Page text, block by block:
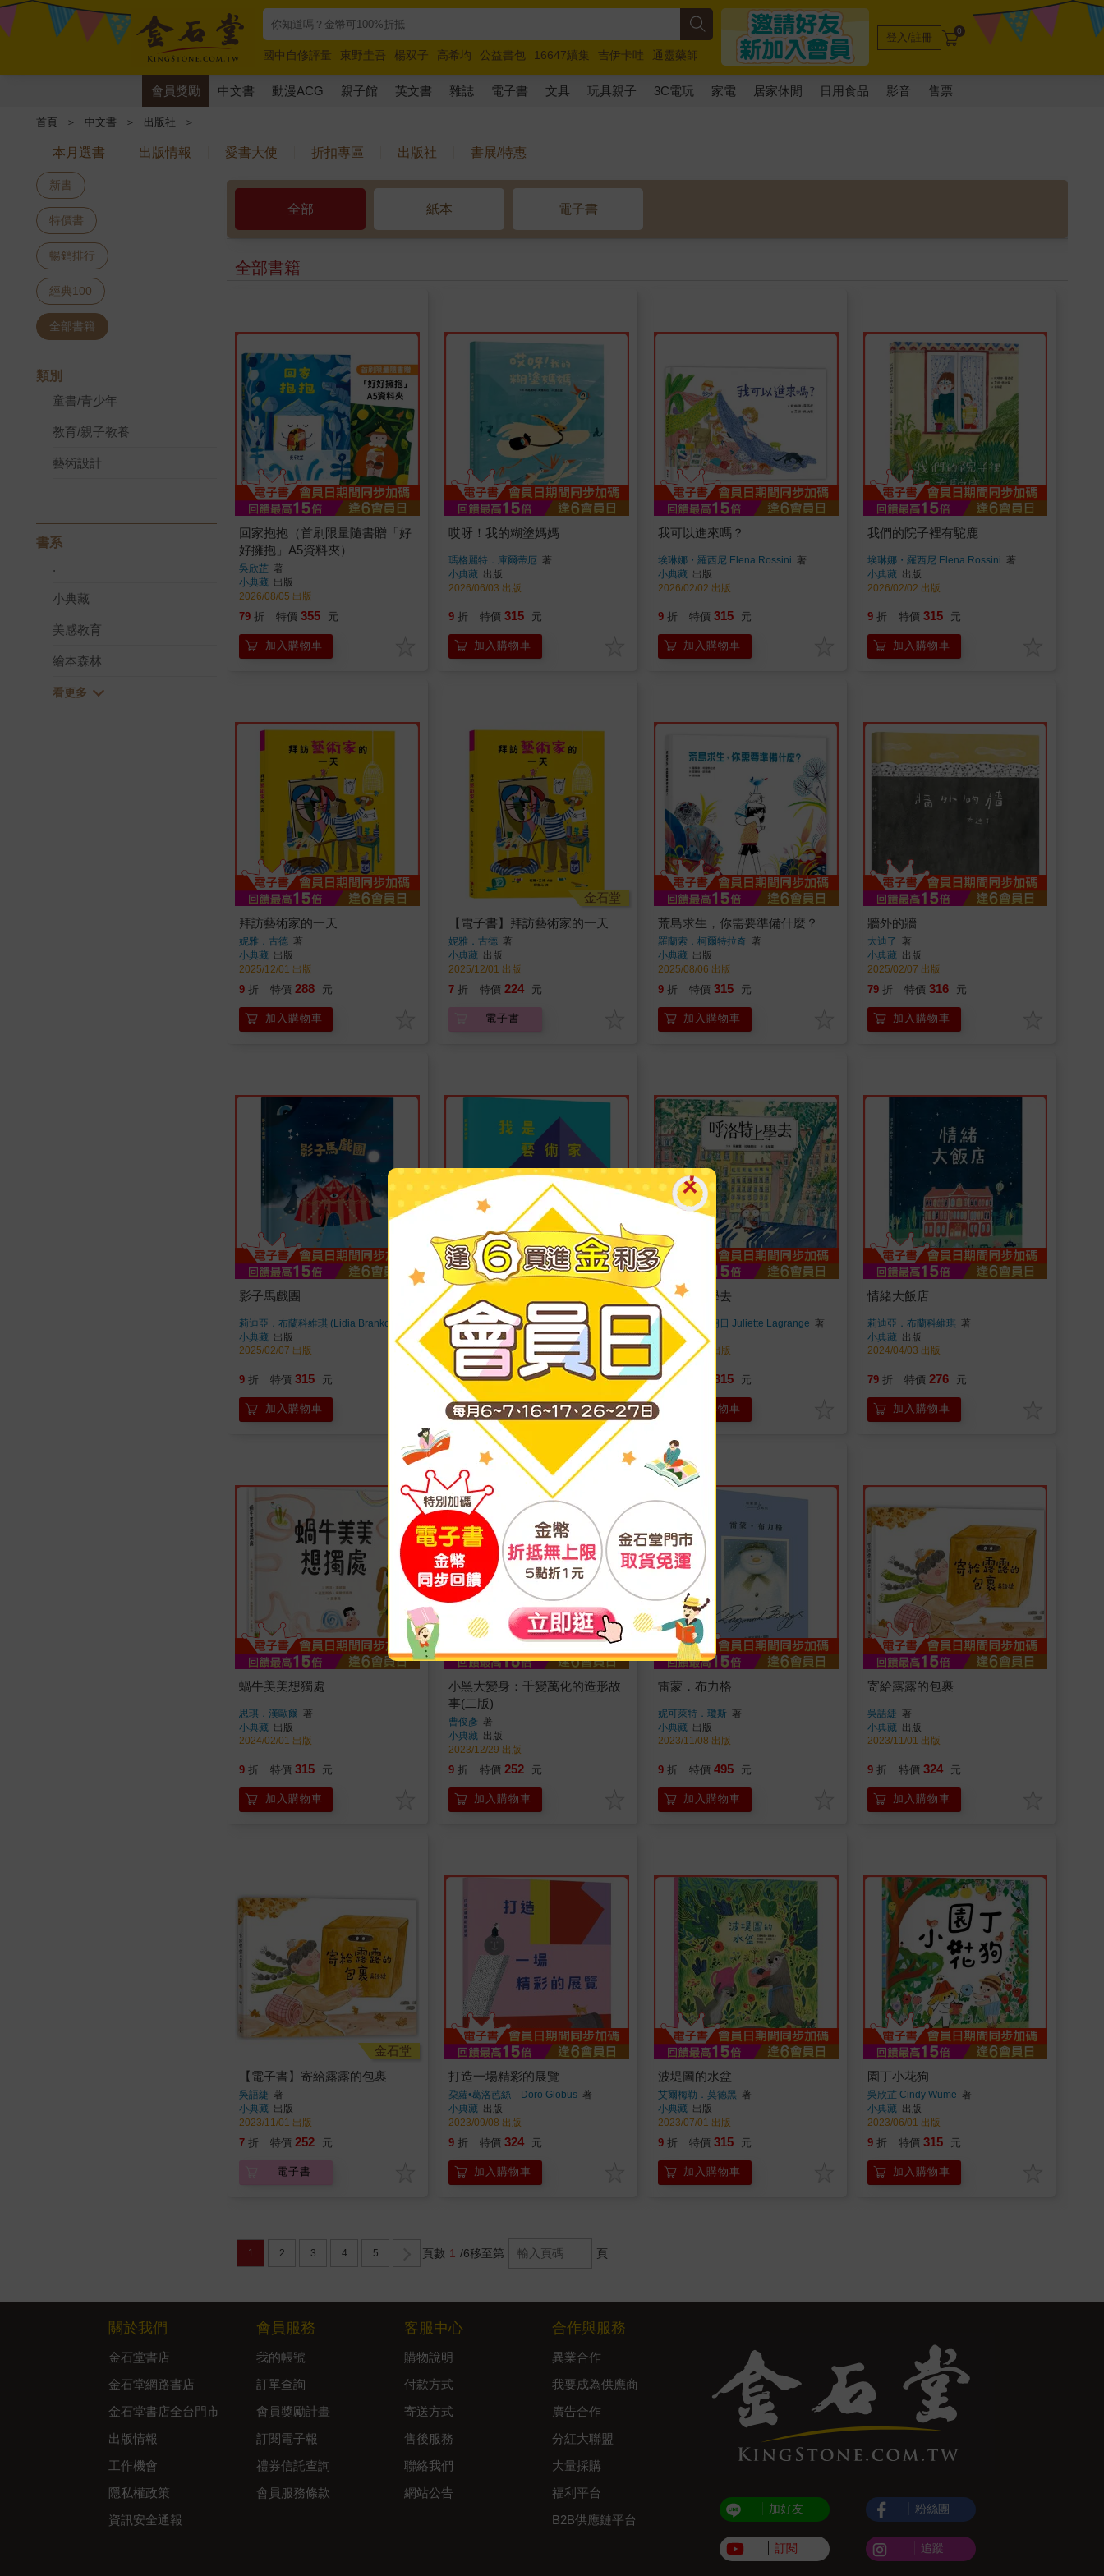
國中自修評量 東野圭吾 楊双子 高希均 公益書包 16647續集 吉伊卡哇
通靈藥師
唯紅花綻放
奧德賽 路邊攤新作 馬斯克 玩具總動員5 超慢跑
登入/註冊 0
會員獎勵 中文書 動漫ACG 親子館 英文書 雜誌 電子書 文具 玩具親子 3C電玩 家電 居家休閒 日用食品 影音 售票
首頁 ＞ 中文書 ＞ 出版社 ＞
本月選書 出版情報 愛書大使 折扣專區 出版社 書展/特惠
新書
特價書
暢銷排行
經典100
全部書籍
類別
童書/青少年
教育/親子教養
藝術設計
書系
.
小典藏
美感教育
繪本森林
全部 紙本 電子書
全部書籍
回家抱抱（首刷限量隨書贈「好
好擁抱」A5資料夾）
吳欣芷 著
小典藏 出版
2026/08/05 出版
79 折 特價 355 元
加入購物車
哎呀！我的糊塗媽媽
瑪格麗特．庫爾蒂厄著
小典藏 出版
2026/06/03 出版
9 折 特價 315 元
加入購物車
我可以進來嗎？
埃琳娜・羅西尼 Elena Rossini 著
小典藏 出版
2026/02/02 出版
9 折 特價 315 元
加入購物車
我們的院子裡有駝鹿
埃琳娜・羅西尼 Elena Rossini 著
小典藏 出版
2026/02/02 出版
9 折 特價 315 元
加入購物車
拜訪藝術家的一天
妮雅．古德 著
小典藏 出版
2025/12/01 出版
9 折 特價 288 元
加入購物車
金石堂
【電子書】拜訪藝術家的一天
妮雅．古德著
小典藏 出版
2025/12/01 出版
7 折 特價 224 元
電子書
荒島求生，你需要準備什麼？
羅蘭索．柯爾特拉奇著
小典藏 出版
2025/08/06 出版
9 折 特價 315 元
加入購物車
牆外的牆
太迪了 著
小典藏 出版
2025/02/07 出版
79 折 特價 316 元
加入購物車
影子馬戲團
莉迪亞．布蘭科維琪 (Lidia Branković)
著
小典藏 出版
2025/02/07 出版
9 折 特價 315 元
加入購物車
我是藝術家：走進藝術家的工作
室
朶蘿•葛洛芭絲 Doro Globus著
小典藏出版
2024/10/07 出版
9 折 特價 324 元
加入購物車
呼洛特上學去
茱麗葉‧拉格朗日 Juliette Lagrange 著
小典藏
出版
2024/06/12 出版
9 折 315 元
加入購物車
情緒大飯店
莉迪亞．布蘭科維琪 著
小典藏 出版
2024/04/03 出版
79 折 特價 276 元
加入購物車
蝸牛美美想獨處
思琪．漢歐爾 著
小典藏 出版
2024/02/01 出版
9 折 特價 315 元
加入購物車
小黑大變身：千變萬化的造形故
事(二版)
曹俊彥 著
小典藏 出版
2023/12/29 出版
9 折 特價 252 元
加入購物車
雷蒙．布力格
妮可萊特．瓊斯著
小典藏 出版
2023/11/08 出版
9 折 特價 495 元
加入購物車
寄給露露的包裹
吳語緁 著
小典藏 出版
2023/11/01 出版
9 折 特價 324 元
加入購物車
金石堂
【電子書】寄給露露的包裹
吳語緁 著
小典藏 出版
2023/11/01 出版
7 折 特價 252 元
電子書
打造一場精彩的展覽
朶蘿•葛洛芭絲 Doro Globus著
小典藏 出版
2023/09/08 出版
9 折 特價 324 元
加入購物車
波堤圖的水盆
艾爾梅勒．莫德黑 著
小典藏 出版
2023/07/01 出版
9 折 特價 315 元
加入購物車
園丁小花狗
吳欣芷 Cindy Wume 著
小典藏 出版
2023/06/01 出版
9 折 特價 315 元
加入購物車
1 2 3 4 5 頁數 1 /6移至第 頁
關於我們
金石堂書店
金石堂網路書店
金石堂書店全台門市
出版情報
工作機會
隱私權政策
資訊安全通報
會員服務
我的帳號
訂單查詢
會員獎勵計畫
訂閱電子報
禮券信託查詢
會員服務條款
客服中心
購物說明
付款方式
寄送方式
售後服務
聯絡我們
網站公告
合作與服務
異業合作
我要成為供應商
廣告合作
分紅大聯盟
大量採購
福利平台
B2B供應鏈平台
加好友
訂閱
粉絲團
追蹤